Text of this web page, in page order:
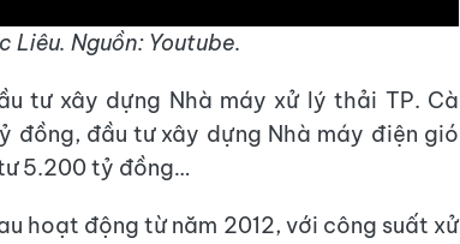
Liêu. Nguồn: Youtube.
tư xây dựng Nhà máy xử lý thải TP. Cà
đồng, đầu tư xây dựng Nhà máy điện gió
5.200 tỷ đồng…
hoạt động từ năm 2012, với công suất xử